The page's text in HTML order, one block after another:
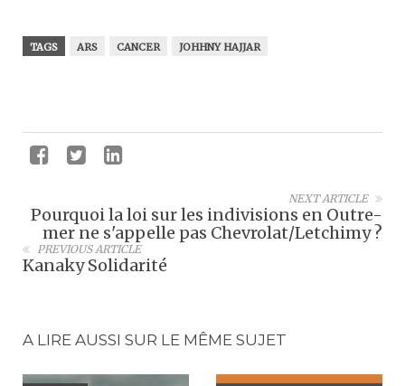
TAGS ARS CANCER JOHHNY HAJJAR
NEXT ARTICLE
Pourquoi la loi sur les indivisions en Outre-
mer ne s'appelle pas Chevrolat/Letchimy ?
PREVIOUS ARTICLE
Kanaky Solidarité
A LIRE AUSSI SUR LE MÊME SUJET